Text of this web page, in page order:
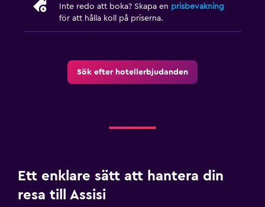
Frukost på rummet
Sällskapsspel/pussel
Flat-screen TV
Kabel- eller satellit-TV
Inte redo att boka? Skapa en prisbevakning
för att hålla koll på priserna.
Sök efter hotellerbjudanden
Ett enklare sätt att hantera din
resa till Assisi